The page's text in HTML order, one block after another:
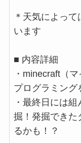
＊天気によっ
います
■ 内容詳細
・minecraft（
プログラミング
・最終日には
掘！発掘できた
るかも！？